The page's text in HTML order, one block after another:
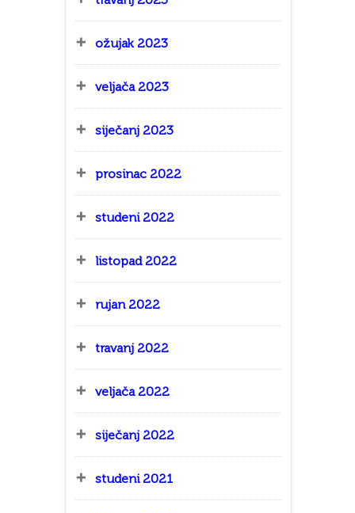
ožujak 2023
veljača 2023
siječanj 2023
prosinac 2022
studeni 2022
listopad 2022
rujan 2022
travanj 2022
veljača 2022
siječanj 2022
studeni 2021